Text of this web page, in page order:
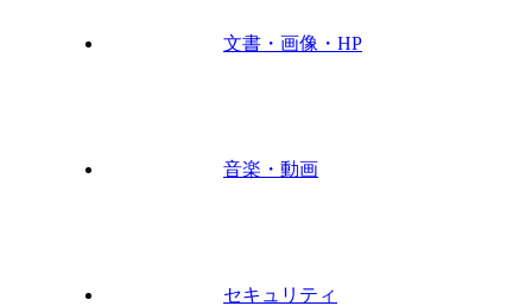
文書・画像・HP
音楽・動画
セキュリティ